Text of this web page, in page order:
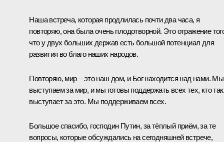
Наша встреча, которая продлилась почти два часа, я
повторяю, она была очень плодотворной. Это отражение
что у двух больших держав есть большой потенциал для
развития во благо наших народов.
Повторяю, мир – это наш дом, и Бог находится над нами. Мы
выступаем за мир, и мы готовы поддержать всех тех, кто
выступает за это. Мы поддерживаем всех.
Большое спасибо, господин Путин, за тёплый приём, за те
вопросы, которые обсуждались на сегодняшней встрече,